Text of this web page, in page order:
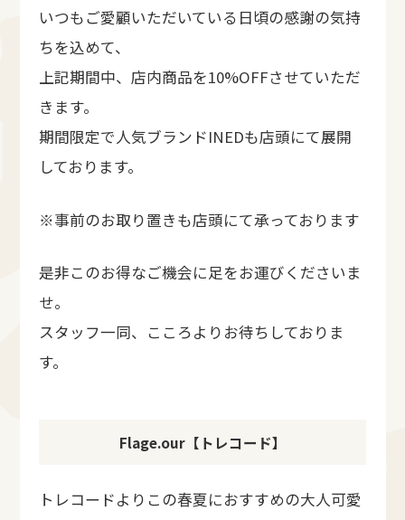
いつもご愛顧いただいている日頃の感謝の気持
ちを込めて、
上記期間中、店内商品を10%OFFさせていただ
きます。
期間限定で人気ブランドINEDも店頭にて展開
しております。
※事前のお取り置きも店頭にて承っております
是非このお得なご機会に足をお運びくださいま
せ。
スタッフ一同、こころよりお待ちしておりま
す。
Flage.our【トレコード】
トレコードよりこの春夏におすすめの大人可愛